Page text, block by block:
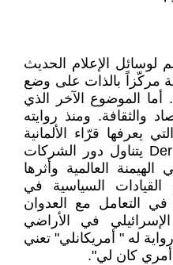
لوسائل الإعلام الحديث
مركّزاً بالذات على وضع
الموضوع الآخر الذي
والثقافة. ومنذ روايته
"اللجنة" الصادرة سنة 1980 التي يعرفها قرّاء الألمانية
بعنوان Der Pruefungsauschuss يتناول دور الشركات
الهيمنة العالمية وأثرها
السياسية في
في التعامل مع العدوان
في الأراضي
له " أمريكانلي" تعني
أمري كان لي".